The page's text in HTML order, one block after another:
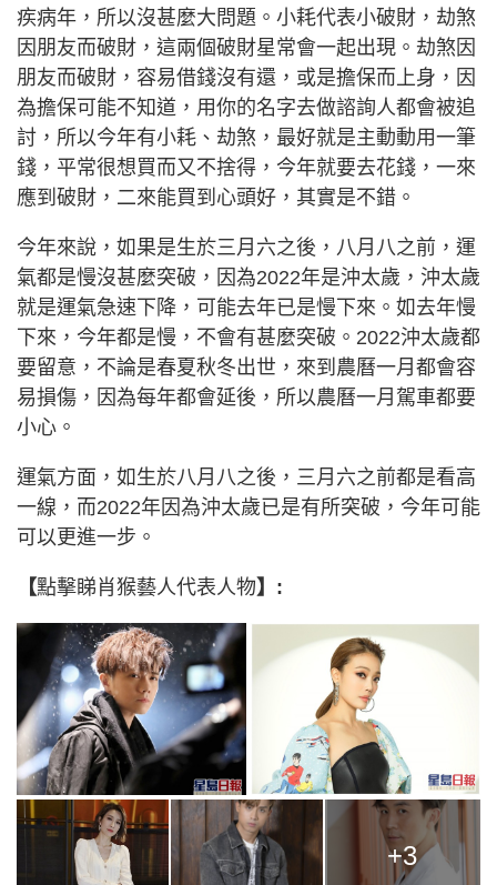
疾病年，所以沒甚麼大問題。小耗代表小破財，劫煞
因朋友而破財，這兩個破財星常會一起出現。劫煞因
朋友而破財，容易借錢沒有還，或是擔保而上身，因
為擔保可能不知道，用你的名字去做諮詢人都會被追
討，所以今年有小耗、劫煞，最好就是主動動用一筆
錢，平常很想買而又不捨得，今年就要去花錢，一來
應到破財，二來能買到心頭好，其實是不錯。
今年來說，如果是生於三月六之後，八月八之前，運
氣都是慢沒甚麼突破，因為2022年是沖太歲，沖太歲
就是運氣急速下降，可能去年已是慢下來。如去年慢
下來，今年都是慢，不會有甚麼突破。2022沖太歲都
要留意，不論是春夏秋冬出世，來到農曆一月都會容
易損傷，因為每年都會延後，所以農曆一月駕車都要
小心。
運氣方面，如生於八月八之後，三月六之前都是看高
一線，而2022年因為沖太歲已是有所突破，今年可能
可以更進一步。
【點擊睇肖猴藝人代表人物】:
+3